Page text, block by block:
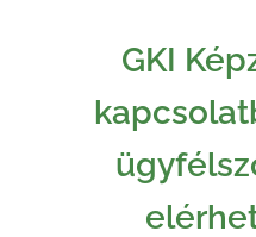
GKI